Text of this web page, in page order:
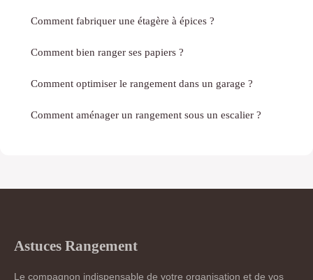
Comment fabriquer une étagère à épices ?
Comment bien ranger ses papiers ?
Comment optimiser le rangement dans un garage ?
Comment aménager un rangement sous un escalier ?
Astuces Rangement
Le compagnon indispensable de votre organisation et de vos